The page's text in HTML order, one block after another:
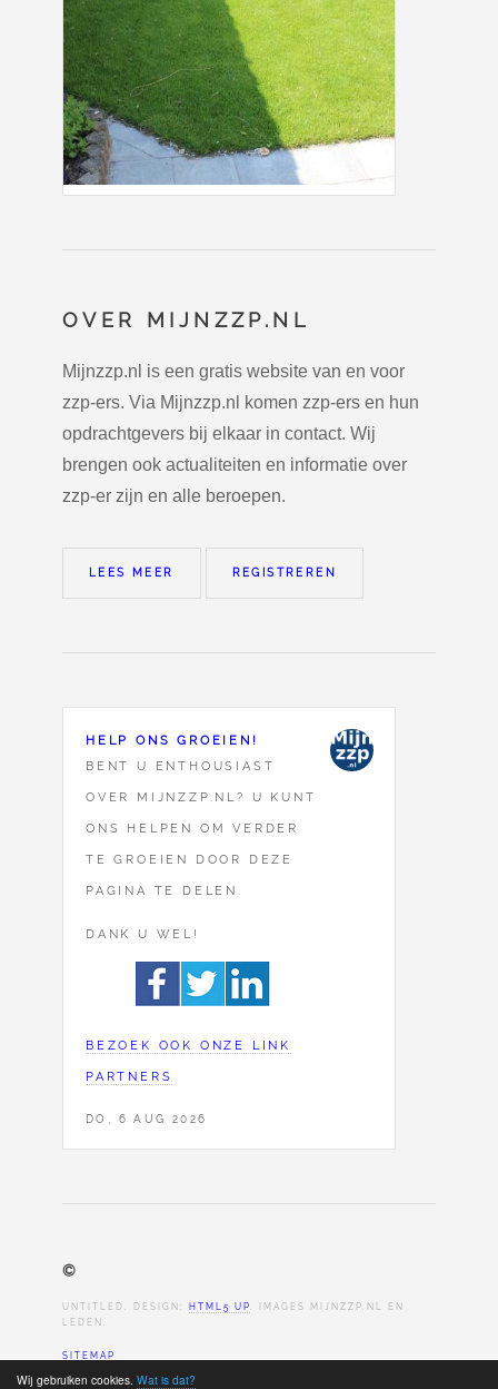
Wij gebruiken cookies. Wat is dat?
OVER MIJNZZP.NL
Mijnzzp.nl is een gratis website van en voor
zzp-ers. Via Mijnzzp.nl komen zzp-ers en hun
opdrachtgevers bij elkaar in contact. Wij
brengen ook actualiteiten en informatie over
zzp-er zijn en alle beroepen.
LEES MEER REGISTREREN
HELP ONS GROEIEN!
BENT U ENTHOUSIAST
OVER MIJNZZP.NL? U KUNT
ONS HELPEN OM VERDER
TE GROEIEN DOOR DEZE
PAGINA TE DELEN.
DANK U WEL!
BEZOEK OOK ONZE LINK
PARTNERS
DO, 6 AUG 2026
©
UNTITLED. DESIGN: HTML5 UP. IMAGES MIJNZZP.NL EN
LEDEN.
SITEMAP